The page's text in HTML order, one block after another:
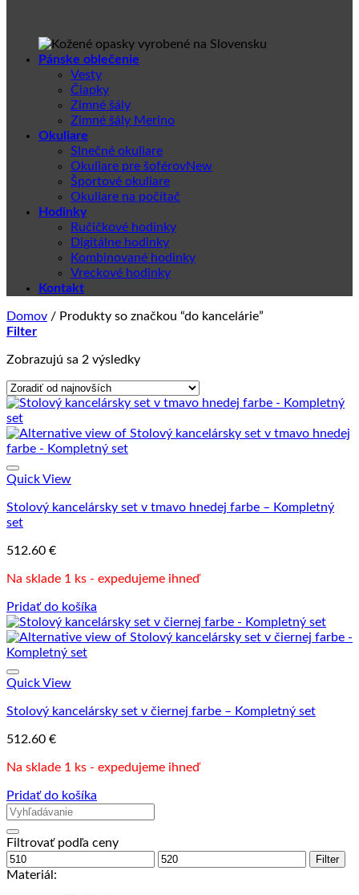
Pánske oblečenie
Vesty
Čiapky
Zimné šály
Zimné šály Merino
Okuliare
Slnečné okuliare
Okuliare pre šoférov
Športové okuliare
Okuliare na počítač
Hodinky
Ručičkové hodinky
Digitálne hodinky
Kombinované hodinky
Vreckové hodinky
Kontakt
Domov / Produkty so značkou “do kancelárie”
Filter
Zobrazujú sa 2 výsledkyZoradené
najnovších
Quick View
Stolový kancelársky set v tmavo hnedej farbe – Kompletný
set
512.60 €
Na sklade 1 ks - expedujeme ihneď
Pridať do košíka
Quick View
Stolový kancelársky set v čiernej farbe – Kompletný set
512.60 €
Na sklade 1 ks - expedujeme ihneď
Pridať do košíka
Filtrovať podľa ceny
Minimálna
cena
Maximálna
Filter
Materiál: